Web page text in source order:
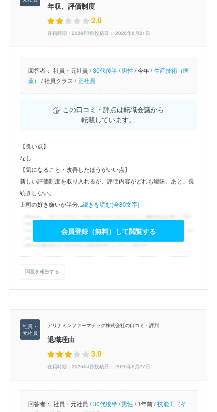
年収、評価制度
2.0
在籍時期：2026年頃/投稿日： 2026年6月21日
回答者： 社員・元社員 / 30代後半/男性/今年 / 生産技術（医
薬） /社員クラス / 正社員
この口コミ・評点は転職会議から
転載しています。
【良い点】
なし
【気になること・改善したほうがいい点】
新しい評価制度を取り入れるが、評価内容がどれも曖昧。あと、長
続きしない。
上司の好き嫌いが半分...続きを読む(全80文字)
会員登録（無料）して閲覧する
問題を報告する
アリナミンファーマテック株式会社の口コミ・評判
退職理由
3.0
在籍時期：2025年頃/投稿日： 2026年5月27日
回答者： 社員・元社員 / 30代後半/男性/1年前 / 技能工（そ